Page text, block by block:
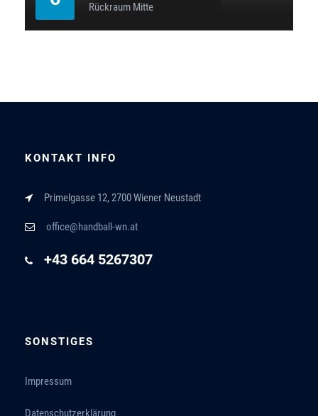
Rückraum Mitte
KONTAKT INFO
Primelgasse 12, 2700 Wiener Neustadt
office@handball-wn.at
+43 664 5267307
SONSTIGES
Impressum
Datenschutzerklärung